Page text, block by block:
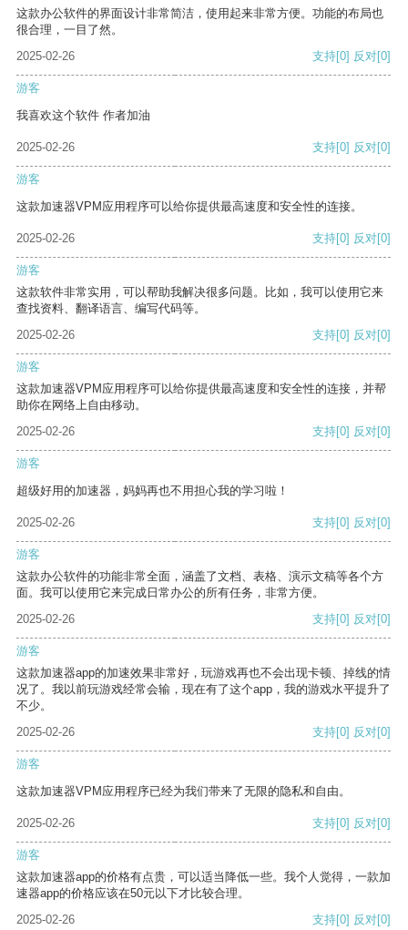
这款办公软件的界面设计非常简洁，使用起来非常方便。功能的布局也
很合理，一目了然。
2025-02-26
支持[0] 反对[0]
游客
我喜欢这个软件 作者加油
2025-02-26 支持[0] 反对[0]
游客
这款加速器VPM应用程序可以给你提供最高速度和安全性的连接。
2025-02-26 支持[0] 反对[0]
游客
这款软件非常实用，可以帮助我解决很多问题。比如，我可以使用它来
查找资料、翻译语言、编写代码等。
2025-02-26
支持[0] 反对[0]
游客
这款加速器VPM应用程序可以给你提供最高速度和安全性的连接，并帮
助你在网络上自由移动。
2025-02-26
支持[0] 反对[0]
游客
超级好用的加速器，妈妈再也不用担心我的学习啦！
2025-02-26 支持[0] 反对[0]
游客
这款办公软件的功能非常全面，涵盖了文档、表格、演示文稿等各个方
面。我可以使用它来完成日常办公的所有任务，非常方便。
2025-02-26
支持[0] 反对[0]
游客
这款加速器app的加速效果非常好，玩游戏再也不会出现卡顿、掉线的情
况了。我以前玩游戏经常会输，现在有了这个app，我的游戏水平提升了
不少。
2025-02-26
支持[0] 反对[0]
游客
这款加速器VPM应用程序已经为我们带来了无限的隐私和自由。
2025-02-26 支持[0] 反对[0]
游客
这款加速器app的价格有点贵，可以适当降低一些。我个人觉得，一款加
速器app的价格应该在50元以下才比较合理。
2025-02-26
支持[0] 反对[0]